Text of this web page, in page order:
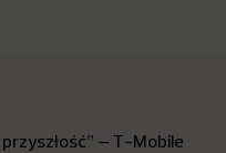
– T-Mobile